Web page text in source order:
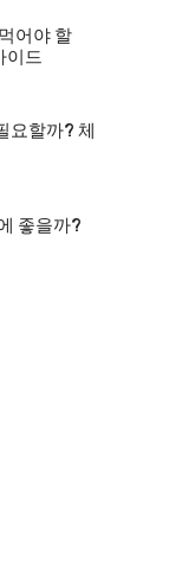
어야 할
이드
요할까? 체
좋을까?